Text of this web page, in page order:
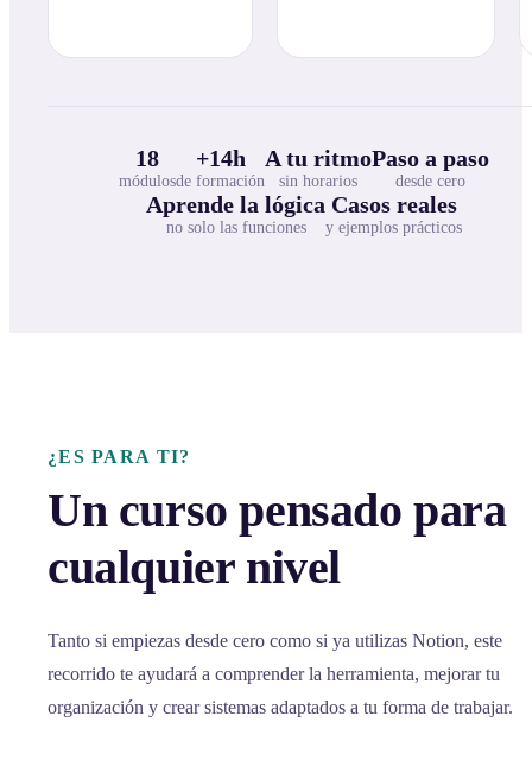
18
módulos
+14h
de formación
A tu ritmo
sin horarios
Paso a paso
desde cero
Aprende la lógica
no solo las funciones
Casos reales
y ejemplos prácticos
¿ES PARA TI?
Un curso pensado para
cualquier nivel
Tanto si empiezas desde cero como si ya utilizas Notion, este
recorrido te ayudará a comprender la herramienta, mejorar tu
organización y crear sistemas adaptados a tu forma de trabajar.